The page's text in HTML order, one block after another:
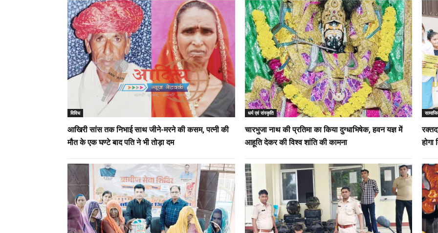
विविध
आखिरी सांस तक निभाई साथ जीने-मरने की कसम, पत्नी की
मौत के एक घण्टे बाद पति ने भी तोड़ा दम
धर्म एवं संस्कृति
चारभुजा नाथ की प्रतिमा का किया दुग्धाभिषेक, हवन यज्ञ में
आहूति देकर की विश्व शांति की कामना